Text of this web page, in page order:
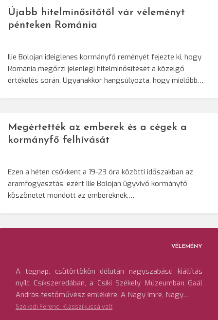
Újabb hitelminősítőtől vár véleményt
pénteken Románia
Ilie Bolojan ideiglenes kormányfő reményét fejezte ki, hogy
Románia megőrzi jelenlegi hitelminősítését a közelgő
értékelés során. Ugyanakkor hangsúlyozta, hogy mielőbb…
Megértették az emberek és a cégek a
kormányfő felhívását
Ezen a héten csökkent a 19-23 óra közötti időszakban az
áramfogyasztás, ezért Ilie Bolojan ügyvivő kormányfő
köszönetet mondott az embereknek,…
VÉLEMÉNY
A tegnap, csütörtökön délután nagyszabású kiállítás
nyílt Csíkszeredában, a Csíki Székely Múzeumban Gaál
András festőművész emlékére. A Nagy Imre, Nagy…
Székedi Ferenc: Klasszikussá vált